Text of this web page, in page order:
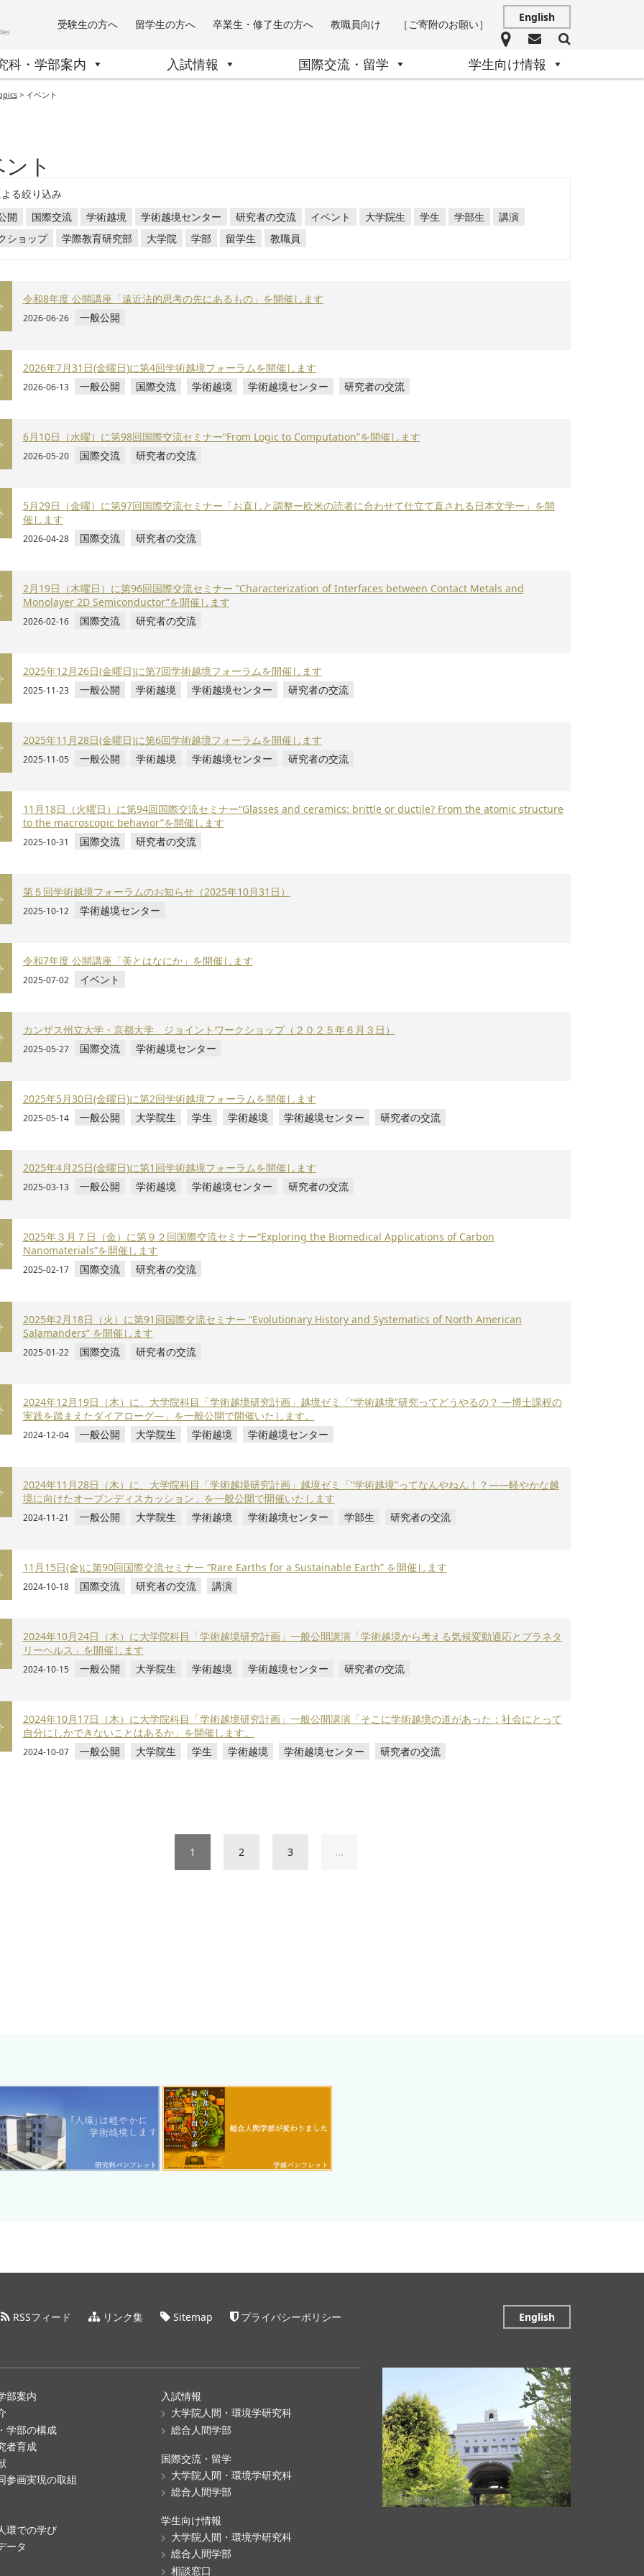
受験生の方へ 留学生の方へ 卒業生・修了生の方へ 教職員向け ［ご寄附のお願い］
English
科・学部案内 入試情報 国際交流・留学 学生向け情報
> イベント
ト
る絞り込み
開
国際交流 学術越境 学術越境センター 研究者の交流 イベント 大学院生 学生 学部生
講演
ショップ
学際教育研究部 大学院 学部 留学生 教職員
令和8年度 公開講座「遠近法的思考の先にあるもの」を開催します
2026-06-26 一般公開
2026年7月31日(金曜日)に第4回学術越境フォーラムを開催します
2026-06-13 一般公開 国際交流 学術越境 学術越境センター 研究者の交流
6月10日（水曜）に第98回国際交流セミナー“From Logic to Computation”を開催します
2026-05-20 国際交流 研究者の交流
5月29日（金曜）に第97回国際交流セミナー「お直しと調整ー欧米の読者に合わせて仕立て直される日本文学ー」を開
催します
2026-04-28 国際交流 研究者の交流
2月19日（木曜日）に第96回国際交流セミナー “Characterization of Interfaces between Contact Metals and
Monolayer 2D Semiconductor”を開催します
2026-02-16 国際交流 研究者の交流
2025年12月26日(金曜日)に第7回学術越境フォーラムを開催します
2025-11-23 一般公開 学術越境 学術越境センター 研究者の交流
2025年11月28日(金曜日)に第6回学術越境フォーラムを開催します
2025-11-05 一般公開 学術越境 学術越境センター 研究者の交流
11月18日（火曜日）に第94回国際交流セミナー“Glasses and ceramics: brittle or ductile? From the atomic structure
to the macroscopic behavior”を開催します
2025-10-31 国際交流 研究者の交流
第５回学術越境フォーラムのお知らせ（2025年10月31日）
2025-10-12 学術越境センター
令和7年度 公開講座「美とはなにか」を開催します
2025-07-02 イベント
カンザス州立大学・京都大学 ジョイントワークショップ（２０２５年６月３日）
2025-05-27 国際交流 学術越境センター
2025年5月30日(金曜日)に第2回学術越境フォーラムを開催します
2025-05-14 一般公開 大学院生 学生 学術越境 学術越境センター 研究者の交流
2025年4月25日(金曜日)に第1回学術越境フォーラムを開催します
2025-03-13 一般公開 学術越境 学術越境センター 研究者の交流
2025年３月７日（金）に第９２回国際交流セミナー“Exploring the Biomedical Applications of Carbon
Nanomaterials”を開催します
2025-02-17 国際交流 研究者の交流
2025年2⽉18⽇（火）に第91回国際交流セミナー “Evolutionary History and Systematics of North American
Salamanders” を開催します
2025-01-22 国際交流 研究者の交流
2024年12月19日（木）に、大学院科目「学術越境研究計画」越境ゼミ「“学術越境”研究ってどうやるの？ —博士課程の
実践を踏まえたダイアローグ—」を一般公開で開催いたします。
2024-12-04 一般公開 大学院生 学術越境 学術越境センター
2024年11月28日（木）に、大学院科目「学術越境研究計画」越境ゼミ「”学術越境”ってなんやねん！？——軽やかな越
境に向けたオープンディスカッション」を一般公開で開催いたします
2024-11-21 一般公開 大学院生 学術越境 学術越境センター 学部生 研究者の交流
11月15日(金)に第90回国際交流セミナー “Rare Earths for a Sustainable Earth” を開催します
2024-10-18 国際交流 研究者の交流 講演
2024年10月24日（木）に大学院科目「学術越境研究計画」一般公開講演「学術越境から考える気候変動適応とプラネタ
リーヘルス」を開催します
2024-10-15 一般公開 大学院生 学術越境 学術越境センター 研究者の交流
2024年10月17日（木）に大学院科目「学術越境研究計画」一般公開講演「そこに学術越境の道があった：社会にとって
自分にしかできないことはあるか」を開催します。
2024-10-07 一般公開 大学院生 学生 学術越境 学術越境センター 研究者の交流
1 2 3 ...
RSSフィード リンク集 Sitemap プライバシーポリシー English
部案内
学部の構成
者育成
参画実現の取組
環での学び
ータ
入試情報
大学院人間・環境学研究科
総合人間学部
国際交流・留学
大学院人間・環境学研究科
総合人間学部
学生向け情報
大学院人間・環境学研究科
総合人間学部
相談窓口